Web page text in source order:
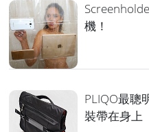
機！
PLIQO最聰
裝帶在身上